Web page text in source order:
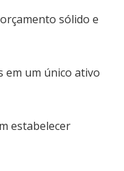
sólido e
em um único ativo
estabelecer